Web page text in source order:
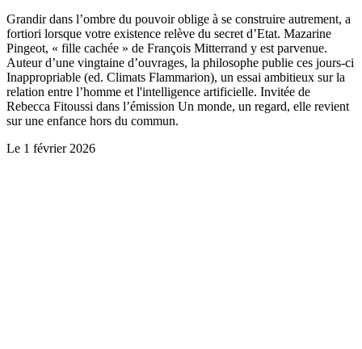
Grandir dans l’ombre du pouvoir oblige à se construire autrement, a
fortiori lorsque votre existence relève du secret d’Etat. Mazarine
Pingeot, « fille cachée » de François Mitterrand y est parvenue.
Auteur d’une vingtaine d’ouvrages, la philosophe publie ces jours-ci
Inappropriable (ed. Climats Flammarion), un essai ambitieux sur la
relation entre l’homme et l'intelligence artificielle. Invitée de
Rebecca Fitoussi dans l’émission Un monde, un regard, elle revient
sur une enfance hors du commun.
Le 1 février 2026